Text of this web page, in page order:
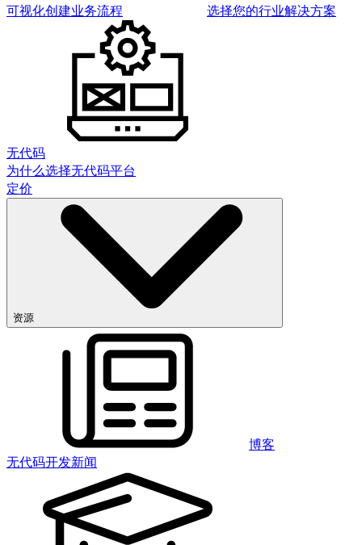
可视化创建业务流程
选择您的行业解决方案
无代码
为什么选择无代码平台
定价
资源
博客
无代码开发新闻